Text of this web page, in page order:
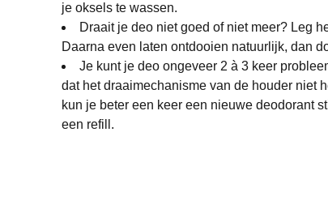
je oksels te wassen.
Draait je deo niet goed of niet meer? Leg
Daarna even laten ontdooien natuurlijk, dan
Je kunt je deo ongeveer 2 à 3 keer
dat het draaimechanisme van de houder niet
kun je beter een keer een nieuwe deodorant
een refill.